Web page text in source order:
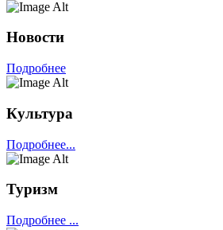
Новости
Подробнее
Культура
Подробнее...
Туризм
Подробнее ...